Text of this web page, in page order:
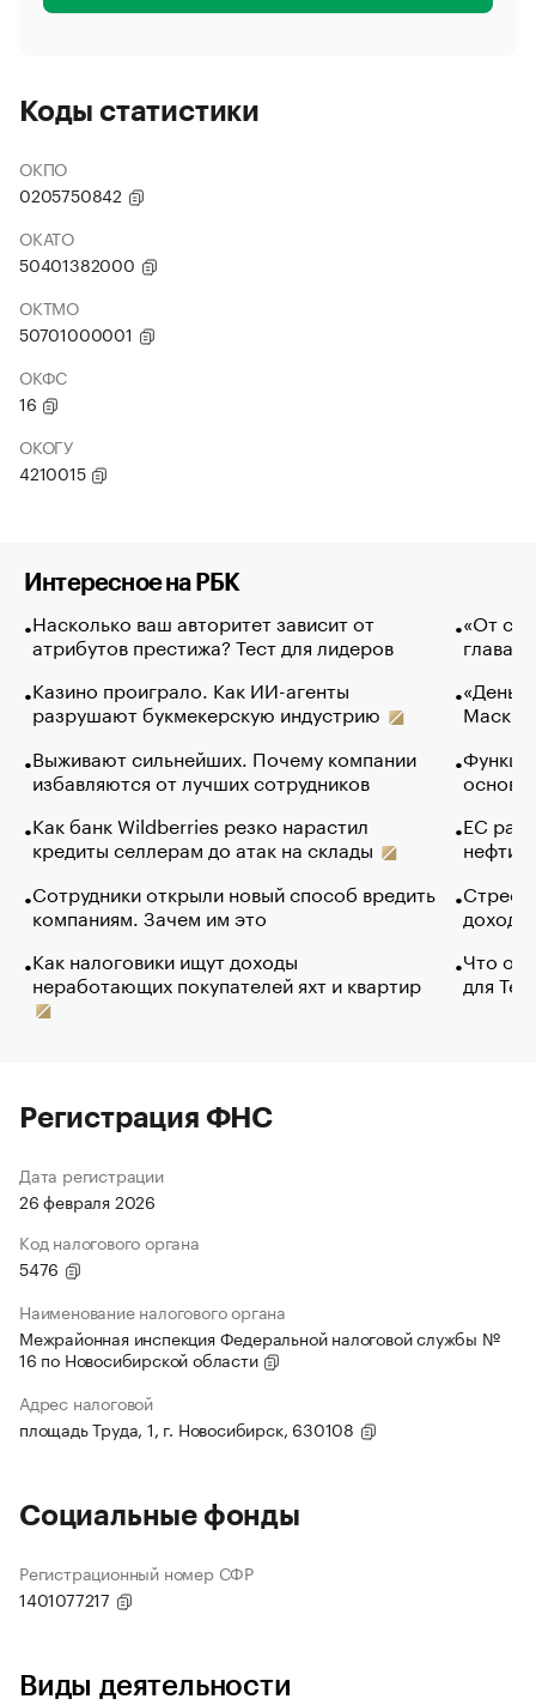
Коды статистики
ОКПО
0205750842
ОКАТО
50401382000
ОКТМО
50701000001
ОКФС
16
ОКОГУ
4210015
Интересное на РБК
Насколько ваш авторитет зависит от
атрибутов престижа? Тест для лидеров
Казино проиграло. Как ИИ-агенты
разрушают букмекерскую индустрию
Выживают сильнейших. Почему компании
избавляются от лучших сотрудников
Как банк Wildberries резко нарастил
кредиты селлерам до атак на склады
Сотрудники открыли новый способ вредить
компаниям. Зачем им это
Как налоговики ищут доходы
неработающих покупателей яхт и квартир
«От
глава
Маск в
основ
ЕС
нефти
Что
для
Регистрация ФНС
Дата регистрации
26 февраля 2026
Код налогового органа
5476
Наименование налогового органа
Межрайонная инспекция Федеральной налоговой службы №
16 по Новосибирской области
Адрес налоговой
площадь Труда, 1, г. Новосибирск, 630108
Социальные фонды
Регистрационный номер СФР
1401077217
Виды деятельности